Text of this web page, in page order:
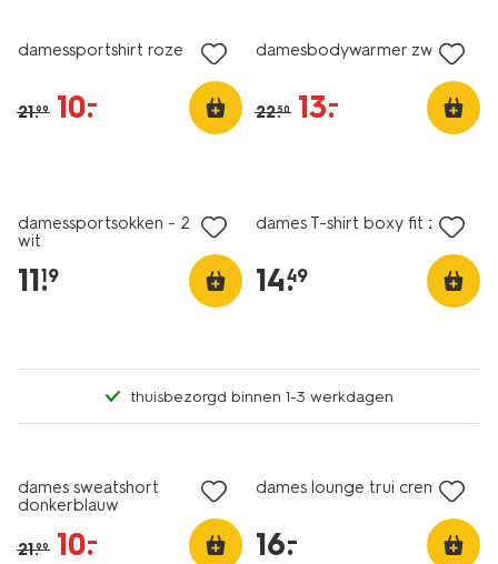
damessportshirt roze
21.99 10.
–
damesbodywarmer zwart
22.50 13.
–
damessportsokken - 2 paar
wit
11.
19
dames T-shirt boxy fit zwart
14.
49
thuisbezorgd binnen 1-3 werkdagen
dames sweatshort
donkerblauw
21.99 10.
–
dames lounge trui creme
16.
–